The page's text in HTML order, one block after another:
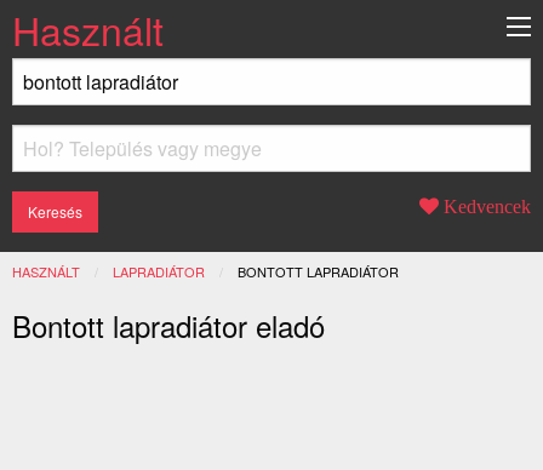
Használt
Kedvencek
HASZNÁLT LAPRADIÁTOR JELENLEGI:
BONTOTT LAPRADIÁTOR
Bontott lapradiátor eladó